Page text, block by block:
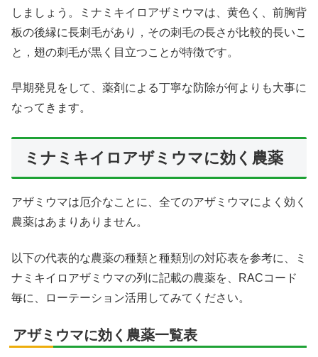
しましょう。ミナミキイロアザミウマは、黄色く、前胸背
板の後縁に長刺毛があり，その刺毛の長さが比較的長いこ
と，翅の刺毛が黒く目立つことが特徴です。
早期発見をして、薬剤による丁寧な防除が何よりも大事に
なってきます。
ミナミキイロアザミウマに効く農薬
アザミウマは厄介なことに、全てのアザミウマによく効く
農薬はあまりありません。
以下の代表的な農薬の種類と種類別の対応表を参考に、ミ
ナミキイロアザミウマの列に記載の農薬を、RACコード
毎に、ローテーション活用してみてください。
アザミウマに効く農薬一覧表